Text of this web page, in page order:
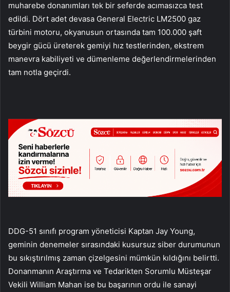
muharebe donanımları tek bir seferde acımasızca test
edildi. Dört adet devasa General Electric LM2500 gaz
türbini motoru, okyanusun ortasında tam 100.000 şaft
beygir gücü üreterek gemiyi hız testlerinden, ekstrem
manevra kabiliyeti ve dümenleme değerlendirmelerinden
tam notla geçirdi.
DDG-51 sınıfı program yöneticisi Kaptan Jay Young,
geminin denemeler sırasındaki kusursuz siber durumunun
bu sıkıştırılmış zaman çizelgesini mümkün kıldığını belirtti.
Donanmanın Araştırma ve Tedarikten Sorumlu Müsteşar
Vekili William Mahan ise bu başarının ordu ile sanayi